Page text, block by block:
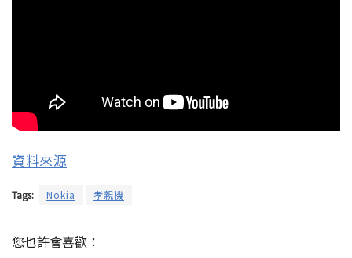
資料來源
Tags: Nokia 孝親機
您也許會喜歡：